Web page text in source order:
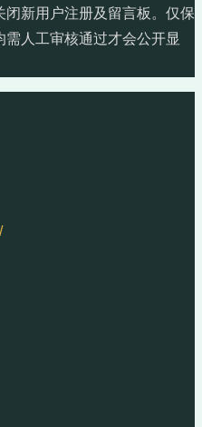
新用户注册及留言板。仅保
人工审核通过才会公开显
/